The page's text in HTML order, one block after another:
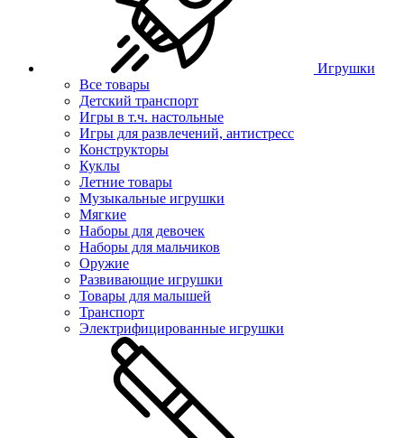
Игрушки
Все товары
Детский транспорт
Игры в т.ч. настольные
Игры для развлечений, антистресс
Конструкторы
Куклы
Летние товары
Музыкальные игрушки
Мягкие
Наборы для девочек
Наборы для мальчиков
Оружие
Развивающие игрушки
Товары для малышей
Транспорт
Электрифицированные игрушки